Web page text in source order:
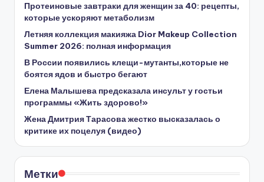
Протеиновые завтраки для женщин за 40: рецепты,
которые ускоряют метаболизм
Летняя коллекция макияжа Dior Makeup Collection
Summer 2026: полная информация
В России появились клещи-мутанты,которые не
боятся ядов и быстро бегают
Елена Малышева предсказала инсульт у гостьи
программы «Жить здорово!»
Жена Дмитрия Тарасова жестко высказалась о
критике их поцелуя (видео)
Метки